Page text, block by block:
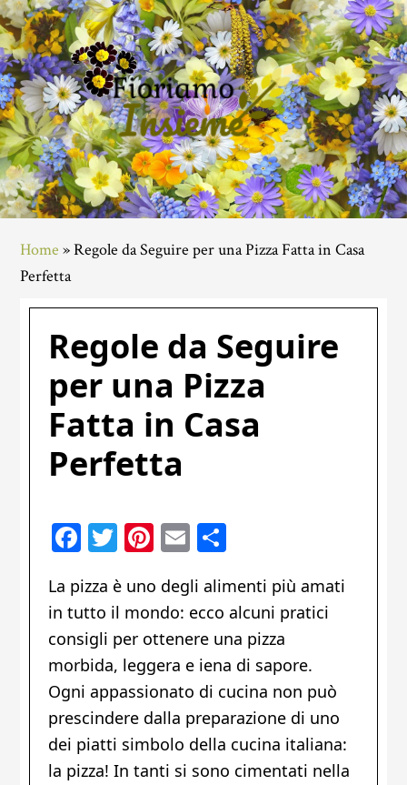
Skip
to
main
content
Skip
to
primary
sidebar
Skip
to
footer
Home »Regole da Seguire per una Pizza Fatta in Casa
Perfetta
Regole da Seguire
per una Pizza
Fatta in Casa
Perfetta
Facebook
Twitter
Pinterest
Email
La pizza è uno degli alimenti più amati
in tutto il mondo: ecco alcuni pratici
consigli per ottenere una pizza
morbida, leggera e iena di sapore.
Ogni appassionato di cucina non può
prescindere dalla preparazione di uno
dei piatti simbolo della cucina italiana:
la pizza! In tanti si sono cimentati nella